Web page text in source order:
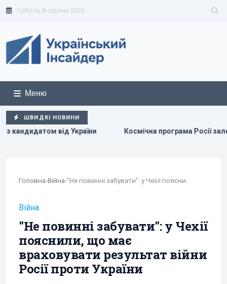
Субота, 8 серпня 2026
Меню
ШВИДКІ НОВИНИ
Космічна програма Росії залежить від Китаю:
Головна›Війна›
Війна
"Не повинні забувати": у Чехії
пояснили, що має
враховувати результат війни
Росії проти України